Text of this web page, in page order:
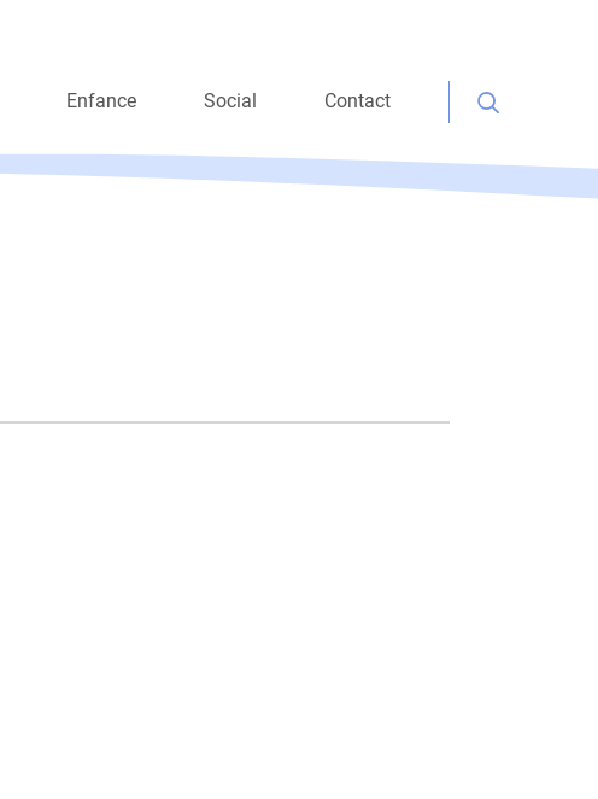
Enfance Social
Aide matérielle
Contact
Rechercher :